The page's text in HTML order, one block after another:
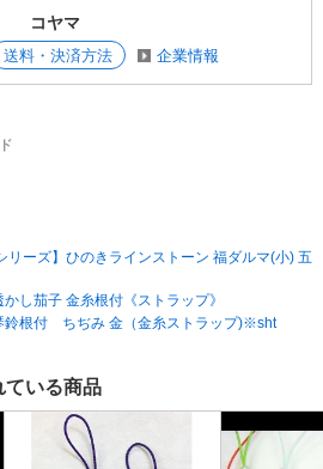
コヤマ
送料・決済方法 企業情報
ーズ】ひのきラインストーン 福ダルマ(小) 五
し茄子 金糸根付《ストラップ》
根付 ちぢみ 金（金糸ストラップ)※sht
ている商品